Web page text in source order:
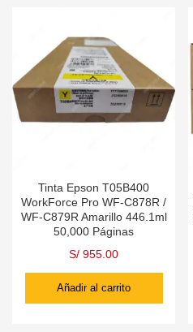
Tinta Epson T05B400
WorkForce Pro WF-C878R /
WF-C879R Amarillo 446.1ml
50,000 Páginas
S/ 955.00
Añadir al carrito